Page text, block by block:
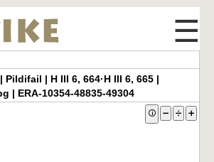
☰
Pildifail | H III 6, 664·H III 6, 665 |
| ERA-10354-48835-49304